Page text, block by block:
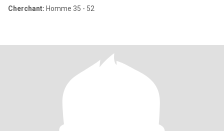
Cherchant: Homme 35 - 52